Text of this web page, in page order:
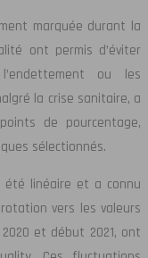
marquée durant la
ont permis d’éviter
ou les
la crise sanitaire, a
de pourcentage,
sélectionnés.
été linéaire et a connu
vers les valeurs
et début 2021, ont